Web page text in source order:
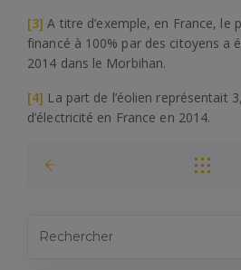
[3] A titre d’exemple, en France, le
financé à 100% par des citoyens a
2014 dans le Morbihan.
[4] La part de l’éolien représentait
d’électricité en France en 2014.